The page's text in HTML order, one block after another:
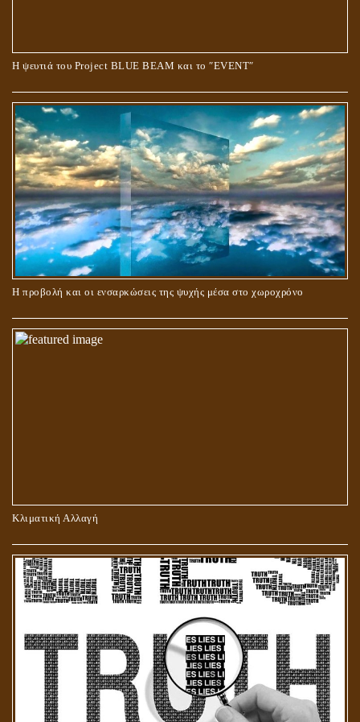
Η ψευτιά του Project BLUE BEAM και το ʺEVENTʺ
Η προβολή και οι ενσαρκώσεις της ψυχής μέσα στο χωροχρόνο
Κλιματική Αλλαγή
Ο ΡΟΛΟΣ ΤΗΣ ΛΙΛΙΘ ΣΤΗ ΓΕΝΕΣΗ
ΠΕΡΙ ΓΑΜΟΥ ΚΑΙ ΔΙΑΖΥΓΙΟΥ
ΠΕΡΙ ΠΡΟΣΕΥΧΗΣ, ΝΗΣΤΕΙΑΣ ΚΑΙ ΕΛΕΗΜΟΣΥΝΗΣ